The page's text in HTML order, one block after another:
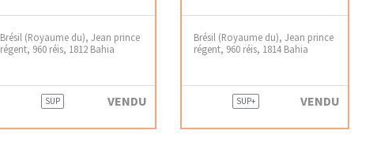
Brésil (Royaume du), Jean prince
régent, 960 réis, 1812 Bahia
SUP VENDU
Brésil (Royaume du), Jean prince
régent, 960 réis, 1814 Bahia
SUP+ VENDU